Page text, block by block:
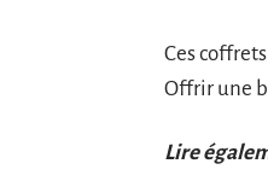
Ces
Offrir une
Lire